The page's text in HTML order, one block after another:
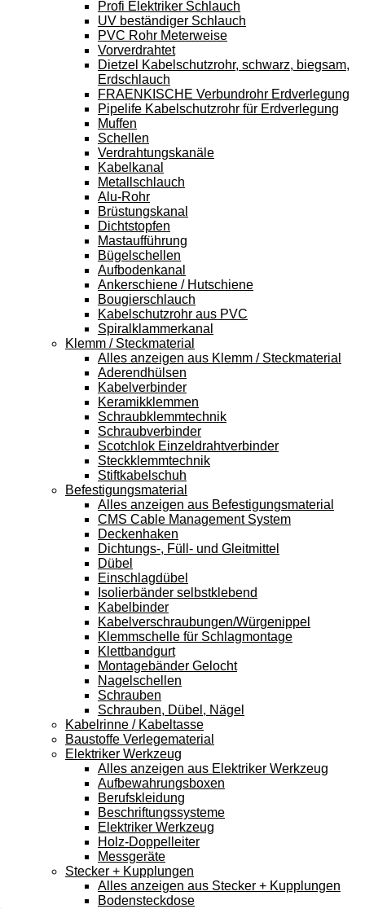
Profi Elektriker Schlauch
UV beständiger Schlauch
PVC Rohr Meterweise
Vorverdrahtet
Dietzel Kabelschutzrohr, schwarz, biegsam,
Erdschlauch
FRAENKISCHE Verbundrohr Erdverlegung
Pipelife Kabelschutzrohr für Erdverlegung
Muffen
Schellen
Verdrahtungskanäle
Kabelkanal
Metallschlauch
Alu-Rohr
Brüstungskanal
Dichtstopfen
Mastaufführung
Bügelschellen
Aufbodenkanal
Ankerschiene / Hutschiene
Bougierschlauch
Kabelschutzrohr aus PVC
Spiralklammerkanal
Klemm / Steckmaterial
Alles anzeigen aus Klemm / Steckmaterial
Aderendhülsen
Kabelverbinder
Keramikklemmen
Schraubklemmtechnik
Schraubverbinder
Scotchlok Einzeldrahtverbinder
Steckklemmtechnik
Stiftkabelschuh
Befestigungsmaterial
Alles anzeigen aus Befestigungsmaterial
CMS Cable Management System
Deckenhaken
Dichtungs-, Füll- und Gleitmittel
Dübel
Einschlagdübel
Isolierbänder selbstklebend
Kabelbinder
Kabelverschraubungen/Würgenippel
Klemmschelle für Schlagmontage
Klettbandgurt
Montagebänder Gelocht
Nagelschellen
Schrauben
Schrauben, Dübel, Nägel
Kabelrinne / Kabeltasse
Baustoffe Verlegematerial
Elektriker Werkzeug
Alles anzeigen aus Elektriker Werkzeug
Aufbewahrungsboxen
Berufskleidung
Beschriftungssysteme
Elektriker Werkzeug
Holz-Doppelleiter
Messgeräte
Stecker + Kupplungen
Alles anzeigen aus Stecker + Kupplungen
Bodensteckdose